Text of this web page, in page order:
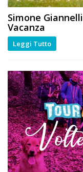
Simone Giannelli
Vacanza
Leggi Tutto